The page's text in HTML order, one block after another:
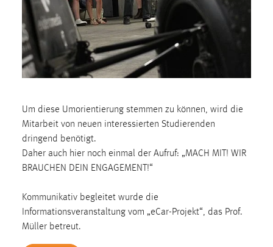
Um diese Umorientierung stemmen zu können, wird die
Mitarbeit von neuen interessierten Studierenden
dringend benötigt.
Daher auch hier noch einmal der Aufruf: „MACH MIT! WIR
BRAUCHEN DEIN ENGAGEMENT!“
Kommunikativ begleitet wurde die
Informationsveranstaltung vom „eCar-Projekt“, das Prof.
Müller betreut.
1 Jahr
Performance
Name:
Zweck:
Für performante Seitenauslieferung wird in diesem Cookie
Sprachpräferenz
Name:
Zweck: